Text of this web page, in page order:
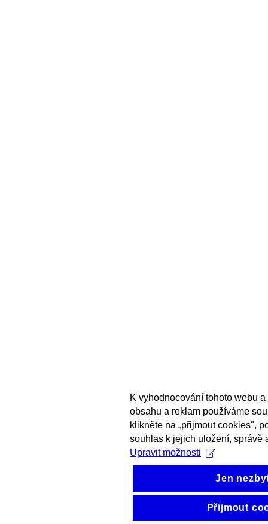
K vyhodnocování tohoto webu
obsahu a reklam používáme
klikněte na „přijmout cookies",
souhlas k jejich uložení, správě
Upravit možnosti
Jen
Přijmout